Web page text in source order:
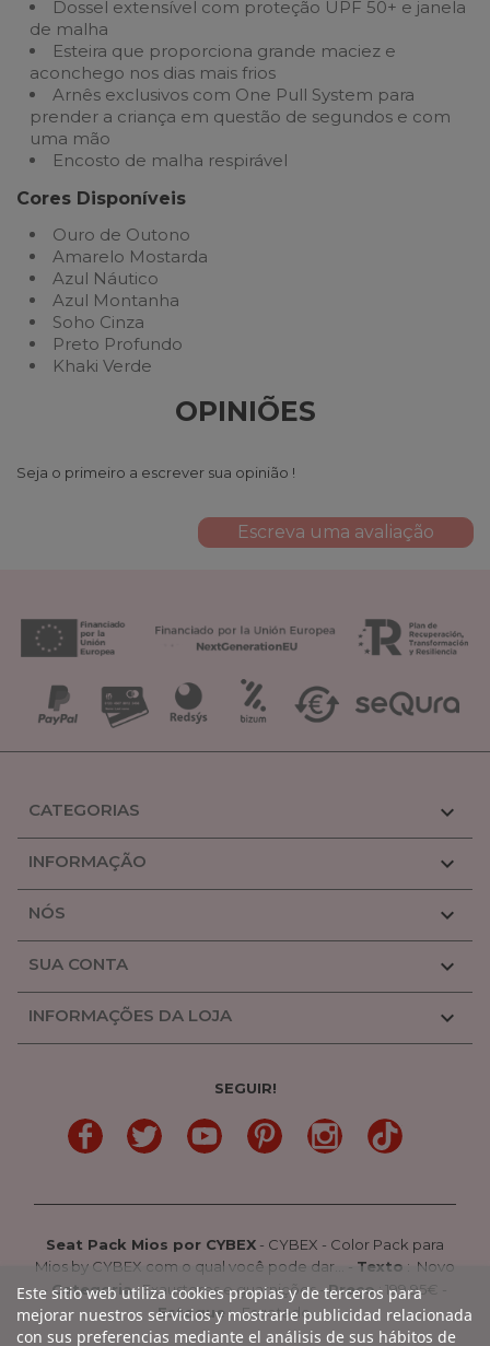
Dossel extensível com proteção UPF 50+ e janela
de malha
Esteira que proporciona grande maciez e
aconchego nos dias mais frios
Arnês exclusivos com One Pull System para
prender a criança em questão de segundos e com
uma mão
Encosto de malha respirável
Cores Disponíveis
Ouro de Outono
Amarelo Mostarda
Azul Náutico
Azul Montanha
Soho Cinza
Preto Profundo
Khaki Verde
OPINIÕES
Seja o primeiro a escrever sua opinião !
Escreva uma avaliação
CATEGORIAS 
INFORMAÇÃO 
NÓS 
SUA CONTA 
INFORMAÇÕES DA LOJA 
SEGUIR!
LinkedIn Gorjeio YouTube PinterestLinkedinTikTok
Seat Pack Mios por CYBEX - CYBEX - Color Pack para
Mios by CYBEX com o qual você pode dar... - Texto : Novo
- Categoria:Exaustores e guarnições-Preço: 199.95€ -
Estoque : Esgotado
Este sitio web utiliza cookies propias y de terceros para
mejorar nuestros servicios y mostrarle publicidad relacionada
con sus preferencias mediante el análisis de sus hábitos de